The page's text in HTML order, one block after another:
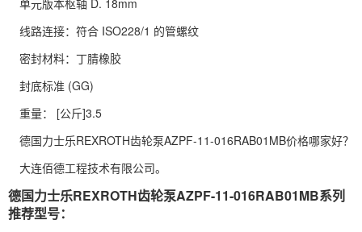
线路连接：符合 ISO228/1 的管螺纹
密封材料：丁腈橡胶
封底标准 (GG)
重量： [公斤]3.5
德国力士乐REXROTH齿轮泵AZPF-11-016RAB01MB价格哪家好？
大连佰德工程技术有限公司。
德国力士乐REXROTH齿轮泵AZPF-11-016RAB01MB系列
推荐型号：